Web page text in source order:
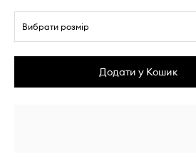
Вибрати розмір
Додати у Кошик